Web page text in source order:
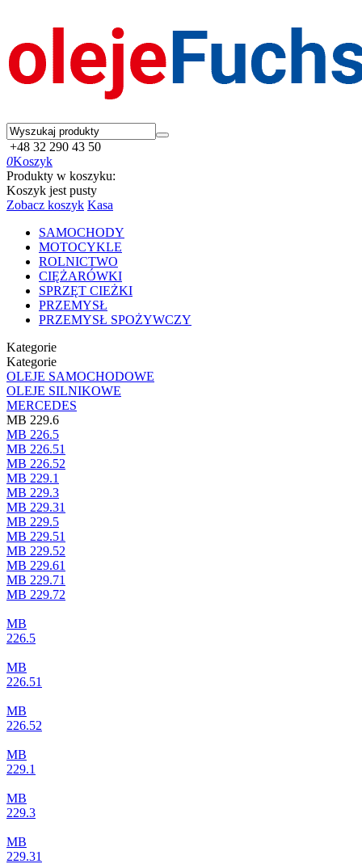
+48 32 290 43 50
0Koszyk
Produkty w koszyku:
Koszyk jest pusty
Zobacz koszyk Kasa
SAMOCHODY
MOTOCYKLE
ROLNICTWO
CIĘŻARÓWKI
SPRZĘT CIEŻKI
PRZEMYSŁ
PRZEMYSŁ SPOŻYWCZY
Kategorie
Kategorie
OLEJE SAMOCHODOWE
OLEJE SILNIKOWE
MERCEDES
MB 229.6
MB 226.5
MB 226.51
MB 226.52
MB 229.1
MB 229.3
MB 229.31
MB 229.5
MB 229.51
MB 229.52
MB 229.61
MB 229.71
MB 229.72
MB
226.5
MB
226.51
MB
226.52
MB
229.1
MB
229.3
MB
229.31